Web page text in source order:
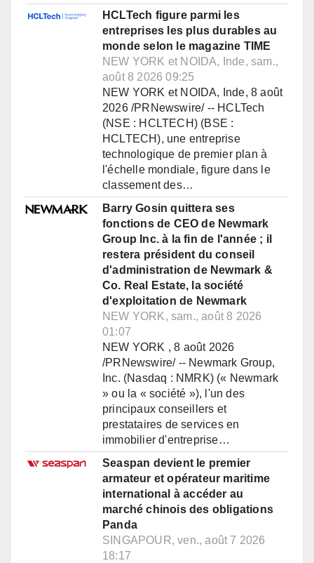
HCLTech figure parmi les
entreprises les plus durables au
monde selon le magazine TIME
NEW YORK et NOIDA, Inde, sam.,
août 8 2026 09:25
NEW YORK et NOIDA, Inde, 8 août
2026 /PRNewswire/ -- HCLTech
(NSE : HCLTECH) (BSE :
HCLTECH), une entreprise
technologique de premier plan à
l'échelle mondiale, figure dans le
classement des…
Barry Gosin quittera ses
fonctions de CEO de Newmark
Group Inc. à la fin de l'année ; il
restera président du conseil
d'administration de Newmark &
Co. Real Estate, la société
d'exploitation de Newmark
NEW YORK, sam., août 8 2026
01:07
NEW YORK , 8 août 2026
/PRNewswire/ -- Newmark Group,
Inc. (Nasdaq : NMRK) (« Newmark
» ou la « société »), l'un des
principaux conseillers et
prestataires de services en
immobilier d'entreprise…
Seaspan devient le premier
armateur et opérateur maritime
international à accéder au
marché chinois des obligations
Panda
SINGAPOUR, ven., août 7 2026
18:17